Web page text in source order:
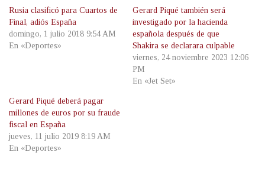
Rusia clasificó para Cuartos de
Final, adiós España
domingo, 1 julio 2018 9:54 AM
En «Deportes»
Gerard Piqué también será
investigado por la hacienda
española después de que
Shakira se declarara culpable
viernes, 24 noviembre 2023 12:06
PM
En «Jet Set»
Gerard Piqué deberá pagar
millones de euros por su fraude
fiscal en España
jueves, 11 julio 2019 8:19 AM
En «Deportes»